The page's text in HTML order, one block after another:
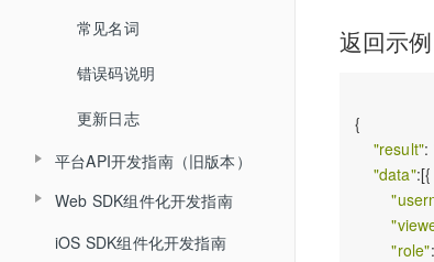
回放
课堂数据统计
常见名词
错误码说明
更新日志
平台API开发指南（旧版本）
API概述
小班课管理API
Web SDK组件化开发指南
iOS SDK组件化开发指南
返回示例
{
"result":
"data":[{
"role":